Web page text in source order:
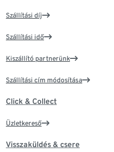
Szállítási díj
Szállítási idő
Kiszállító partnerünk
Szállítási cím módosítása
Click & Collect
Üzletkereső
Visszaküldés & csere